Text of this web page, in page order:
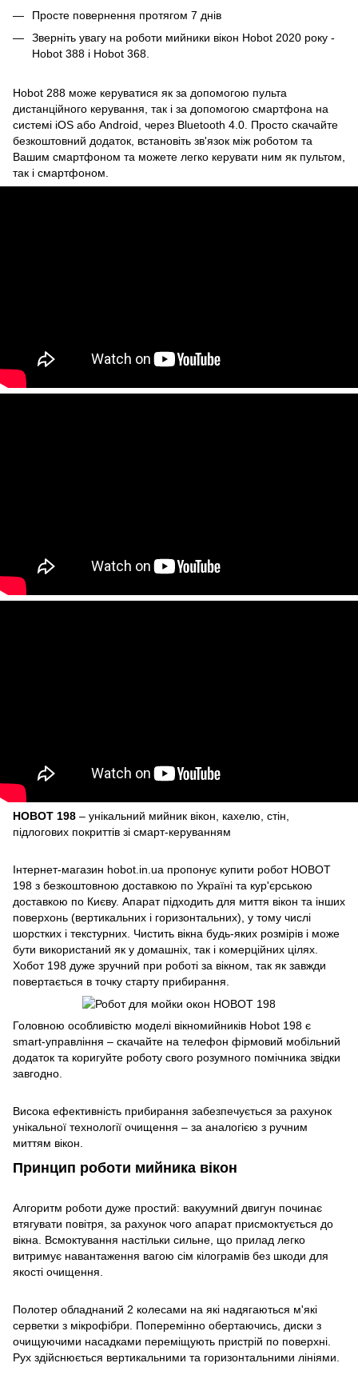
Просте повернення протягом 7 днів
Зверніть увагу на роботи мийники вікон Hobot 2020 року -
Hobot 388 і Hobot 368.
Hobot 288 може керуватися як за допомогою пульта
дистанційного керування, так і за допомогою смартфона на
системі iOS або Android, через Bluetooth 4.0. Просто скачайте
безкоштовний додаток, встановіть зв'язок між роботом та
Вашим смартфоном та можете легко керувати ним як пультом,
так і смартфоном.
HOBOT 198 – унікальний мийник вікон, кахелю, стін,
підлогових покриттів зі смарт-керуванням
Інтернет-магазин hobot.in.ua пропонує купити робот HOBOT
198 з безкоштовною доставкою по Україні та кур'єрською
доставкою по Києву. Апарат підходить для миття вікон та інших
поверхонь (вертикальних і горизонтальних), у тому числі
шорстких і текстурних. Чистить вікна будь-яких розмірів і може
бути використаний як у домашніх, так і комерційних цілях.
Хобот 198 дуже зручний при роботі за вікном, так як завжди
повертається в точку старту прибирання.
Головною особливістю моделі вікномийників Hobot 198 є
smart-управління – скачайте на телефон фірмовий мобільний
додаток та коригуйте роботу свого розумного помічника звідки
завгодно.
Висока ефективність прибирання забезпечується за рахунок
унікальної технології очищення – за аналогією з ручним
миттям вікон.
Принцип роботи мийника вікон
Алгоритм роботи дуже простий: вакуумний двигун починає
втягувати повітря, за рахунок чого апарат присмоктується до
вікна. Всмоктування настільки сильне, що прилад легко
витримує навантаження вагою сім кілограмів без шкоди для
якості очищення.
Полотер обладнаний 2 колесами на які надягаються м'які
серветки з мікрофібри. Поперемінно обертаючись, диски з
очищуючими насадками переміщують пристрій по поверхні.
Рух здійснюється вертикальними та горизонтальними лініями.